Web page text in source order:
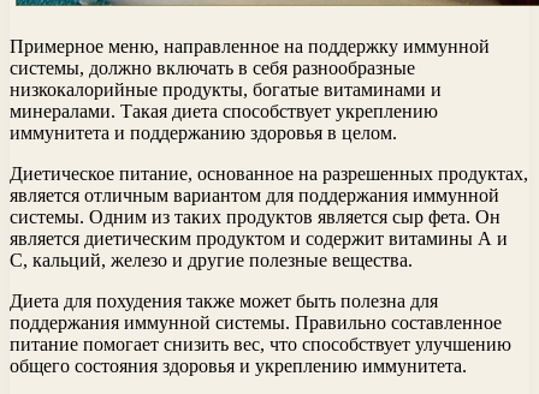
Примерное меню, направленное на поддержку иммунной
системы, должно включать в себя разнообразные
низкокалорийные продукты, богатые витаминами и
минералами. Такая диета способствует укреплению
иммунитета и поддержанию здоровья в целом.
Диетическое питание, основанное на разрешенных продуктах,
является отличным вариантом для поддержания иммунной
системы. Одним из таких продуктов является сыр фета. Он
является диетическим продуктом и содержит витамины А и
С, кальций, железо и другие полезные вещества.
Диета для похудения также может быть полезна для
поддержания иммунной системы. Правильно составленное
питание помогает снизить вес, что способствует улучшению
общего состояния здоровья и укреплению иммунитета.